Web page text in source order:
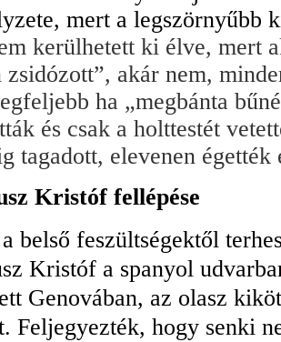
mert a legszörnyűbb
kerülhetett ki élve, mert
zsidózott”, akár nem,
ha „megbánta
és csak a holttestét
tagadott, elevenen éget­ték
Kristóf fellépése
belső feszültségektől
Kristóf a spanyol
Genovában, az olasz
Felje­gyezték, hogy senki